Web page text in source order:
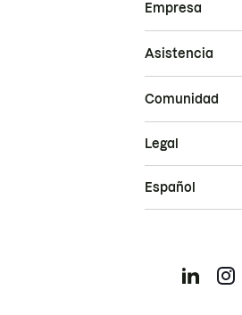
Empresa
Asistencia
Comunidad
Legal
Español